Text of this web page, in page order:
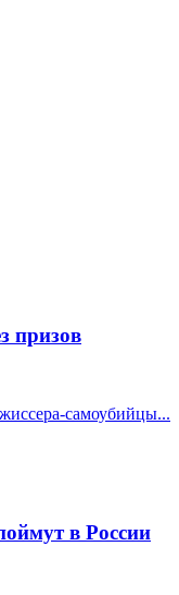
призов
самоубийцы...
в России